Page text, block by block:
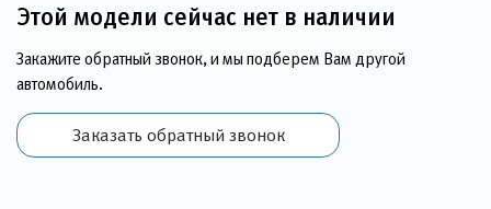
Этой модели сейчас нет в наличии
Закажите обратный звонок, и мы подберем Вам другой
автомобиль.
Заказать обратный звонок